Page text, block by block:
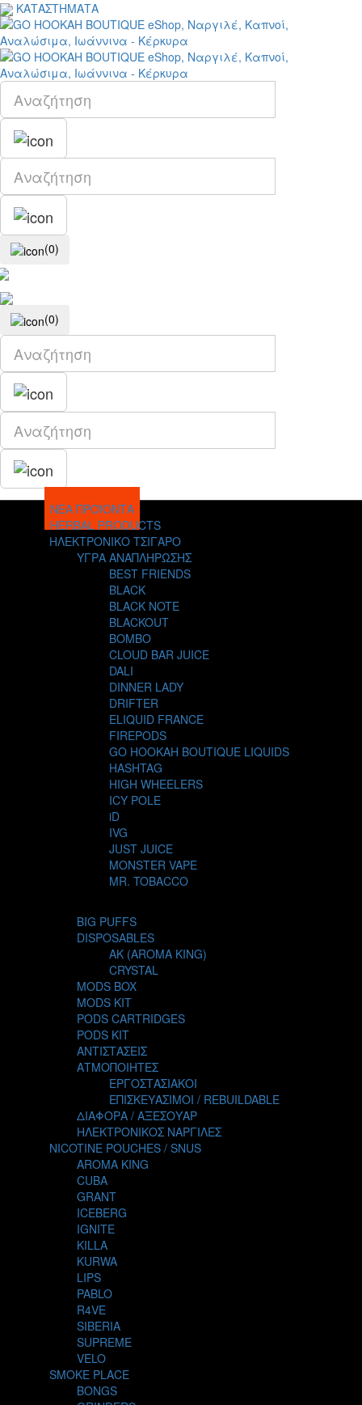
ΚΑΤΑΣΤΗΜΑΤΑ
(0)
(0)
ΝΕΑ ΠΡΟΪΟΝΤΑ
HERBAL PRODUCTS
ΗΛΕΚΤΡΟΝΙΚΟ ΤΣΙΓΑΡΟ
ΥΓΡΑ ΑΝΑΠΛΗΡΩΣΗΣ
BEST FRIENDS
BLACK
BLACK NOTE
BLACKOUT
BOMBO
CLOUD BAR JUICE
DALI
DINNER LADY
DRIFTER
ELIQUID FRANCE
FIREPODS
GO HOOKAH BOUTIQUE LIQUIDS
HASHTAG
HIGH WHEELERS
ICY POLE
iD
IVG
JUST JUICE
MONSTER VAPE
MR. TOBACCO
NUBO
OMERTA LIQUIDS
OPMH PROJECT
S-ELF JUICE
SADBOY
SCANDAL
SECRET FOREST
STEAM CITY LIQUIDS
STEAM TRAIN
STEAMPUNK
TALES
TATTOO
THE ALCHEMIST
THE SMOKER'S CLUB
TIKI MAHU
TWIST
VGOD
WILD ZOO
YETI
BIG PUFFS
DISPOSABLES
AK (AROMA KING)
CRYSTAL
MODS BOX
MODS KIT
PODS CARTRIDGES
PODS KIT
ΑΝΤΙΣΤΑΣΕΙΣ
ΑΤΜΟΠΟΙΗΤΕΣ
ΕΡΓΟΣΤΑΣΙΑΚΟΙ
ΕΠΙΣΚΕΥΑΣΙΜΟΙ / REBUILDABLE
ΔΙΑΦΟΡΑ / ΑΞΕΣΟΥΑΡ
ΗΛΕΚΤΡΟΝΙΚΟΣ ΝΑΡΓΙΛΕΣ
NICOTINE POUCHES / SNUS
AROMA KING
CUBA
GRANT
ICEBERG
IGNITE
KILLA
KURWA
LIPS
PABLO
R4VE
SIBERIA
SUPREME
VELO
SMOKE PLACE
BONGS